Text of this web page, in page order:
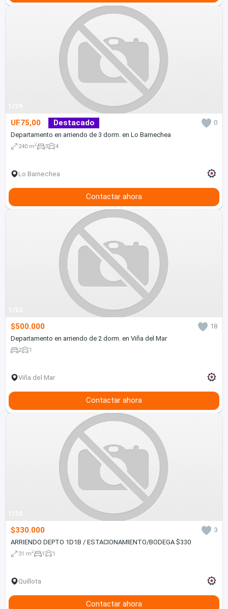
1/29
UF75,00 Destacado
0
Departamento en arriendo de 3 dorm. en Lo Barnechea
240 m2 3 4
Lo Barnechea
Contactar ahora
1/23
$500.000
18
Departamento en arriendo de 2 dorm. en Viña del Mar
2 1
Viña del Mar
Contactar ahora
1/20
$330.000
3
ARRIENDO DEPTO 1D1B / ESTACIONAMIENTO/BODEGA $330
31 m2 1 1
Quillota
Contactar ahora